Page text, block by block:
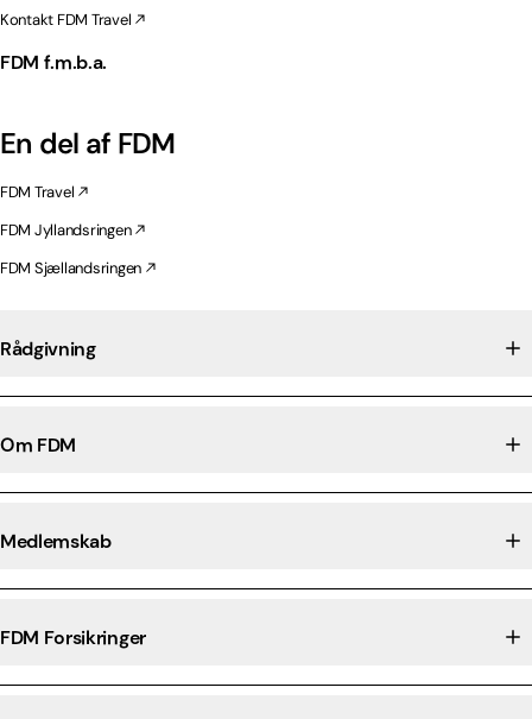
Kontakt FDM Travel
FDM f.m.b.a.
En del af FDM
FDM Travel
FDM Jyllandsringen
FDM Sjællandsringen
Rådgivning
Om FDM
Medlemskab
FDM Forsikringer